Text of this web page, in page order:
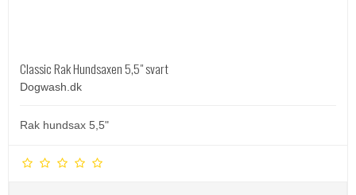
Classic Rak Hundsaxen 5,5" svart
Dogwash.dk
Rak hundsax 5,5"